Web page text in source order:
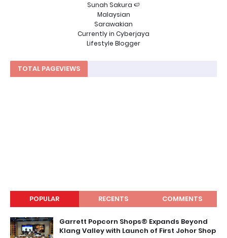
Sunah Sakura 🍉
Malaysian
Sarawakian
Currently in Cyberjaya
Lifestyle Blogger
TOTAL PAGEVIEWS
POPULAR RECENTS COMMENTS
Garrett Popcorn Shops® Expands Beyond
Klang Valley with Launch of First Johor Shop